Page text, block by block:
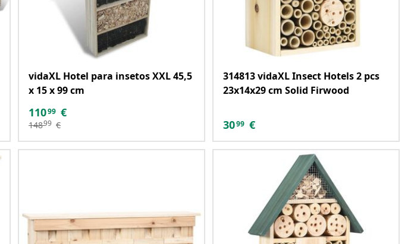
vidaXL Hotel para insetos XXL 45,5
x 15 x 99 cm
11099 €
14899 €
314813 vidaXL Insect Hotels 2 pcs
23x14x29 cm Solid Firwood
3099 €